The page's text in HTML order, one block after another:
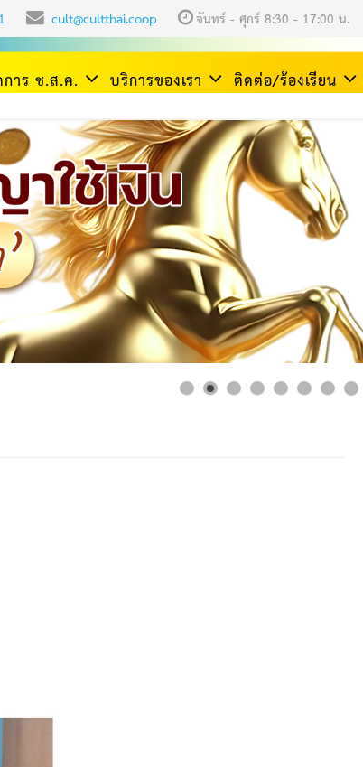
cult@cultthai.coop จันทร์ - ศุกร์ 8:30 - 17:00 น.
าร ช.ส.ค. บริการของเรา ติดต่อ/ร้องเรียน